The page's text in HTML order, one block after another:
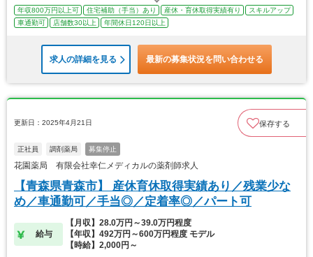
年収800万円以上可 住宅補助（手当）あり 産休・育休取得実績有り
スキルアップ
車通勤可
店舗数30以上 年間休日120日以上
求人の詳細を見る 最新の募集状況を問い合わせる
更新日：2025年4月21日 保存する
正社員 調剤薬局 募集停止
花園薬局 有限会社幸仁メディカルの薬剤師求人
【青森県青森市】 産休育休取得実績あり／残業少な
め／車通勤可／手当◎／定着率◎／パート可
給与
【月収】28.0万円～39.0万円程度
【年収】492万円～600万円程度 モデル
【時給】2,000円～